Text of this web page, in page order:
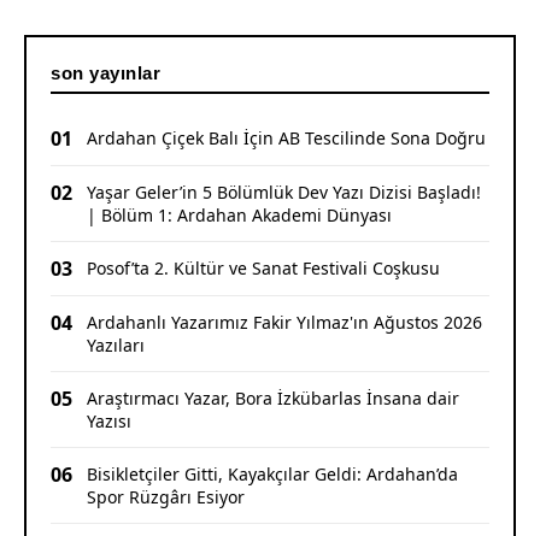
Uluslararası Badminton Turnuvasında Erzincanlı
ve Yönetimi Görevden Alındı
son yayınlar
01 Ardahan Çiçek Balı İçin AB Tescilinde Sona Doğru
02
Yaşar Geler’in 5 Bölümlük Dev Yazı Dizisi Başladı!
| Bölüm 1: Ardahan Akademi Dünyası
03 Posof’ta 2. Kültür ve Sanat Festivali Coşkusu
04
Ardahanlı Yazarımız Fakir Yılmaz'ın Ağustos 2026
Yazıları
05
Araştırmacı Yazar, Bora İzkübarlas İnsana dair
Yazısı
06
Bisikletçiler Gitti, Kayakçılar Geldi: Ardahan’da
Spor Rüzgârı Esiyor